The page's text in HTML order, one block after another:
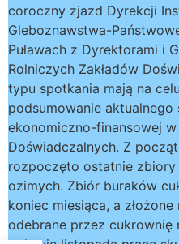
coroczny zjazd Dyrekcji
Gleboznawstwa-
Puławach z Dyrektorami i
Rolniczych Zakładów
typu spotkania mają na
podsumowanie
ekonomiczno-finansowej w
Doświadczalnych. Z
rozpoczęto ostatnie
ozimych. Zbiór buraków
koniec miesiąca, a
odebrane przez cukrownię